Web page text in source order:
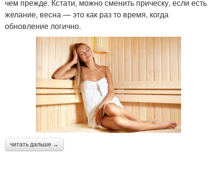
чем прежде. Кстати, можно сменить прическу, если есть
желание, весна — это как раз то время, когда
обновление логично.
читать дальше →